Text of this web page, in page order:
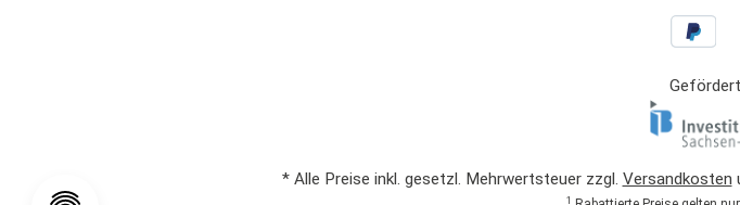
* Alle Preise inkl. gesetzl. Mehrwertsteuer zzgl. Versandkosten
1